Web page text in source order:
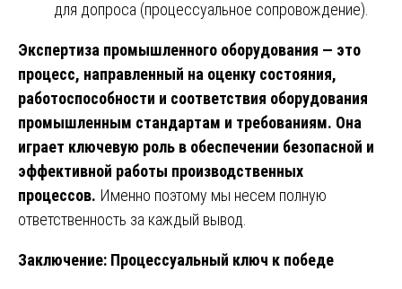
для допроса (процессуальное сопровождение).
Экспертиза промышленного оборудования — это
процесс, направленный на оценку состояния,
работоспособности и соответствия оборудования
промышленным стандартам и требованиям. Она
играет ключевую роль в обеспечении безопасной и
эффективной работы производственных
процессов. Именно поэтому мы несем полную
ответственность за каждый вывод.
Заключение: Процессуальный ключ к победе